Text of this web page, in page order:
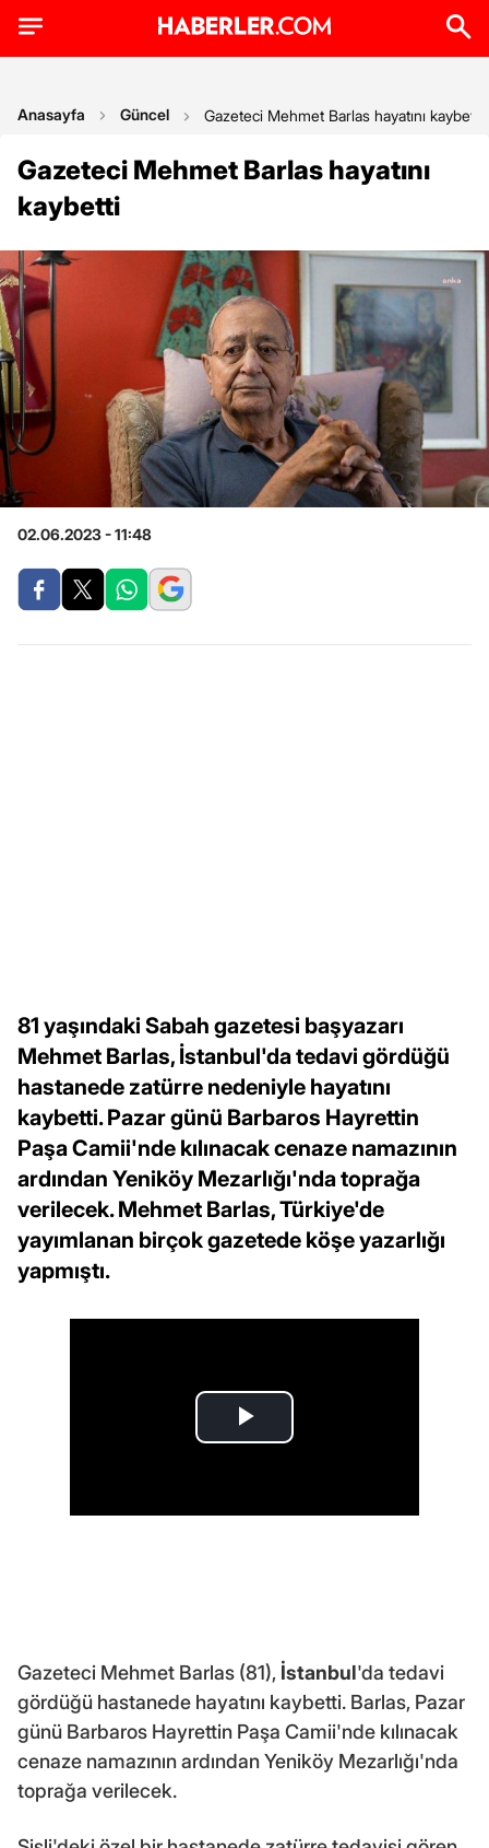
Anasayfa Güncel Gazeteci Mehmet Barlas hayatını kaybetti
Gazeteci Mehmet Barlas hayatını
kaybetti
02.06.2023 - 11:48
81 yaşındaki Sabah gazetesi başyazarı
Mehmet Barlas, İstanbul'da tedavi gördüğü
hastanede zatürre nedeniyle hayatını
kaybetti. Pazar günü Barbaros Hayrettin
Paşa Camii'nde kılınacak cenaze namazının
ardından Yeniköy Mezarlığı'nda toprağa
verilecek. Mehmet Barlas, Türkiye'de
yayımlanan birçok gazetede köşe yazarlığı
yapmıştı.
Gazeteci Mehmet Barlas (81), İstanbul'da tedavi
gördüğü hastanede hayatını kaybetti. Barlas, Pazar
günü Barbaros Hayrettin Paşa Camii'nde kılınacak
cenaze namazının ardından Yeniköy Mezarlığı'nda
toprağa verilecek.